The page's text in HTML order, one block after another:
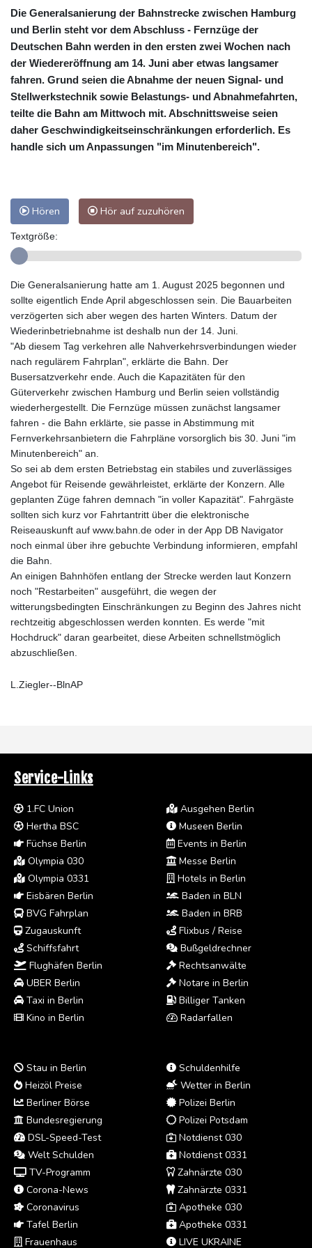
Die Generalsanierung der Bahnstrecke zwischen Hamburg
und Berlin steht vor dem Abschluss - Fernzüge der
Deutschen Bahn werden in den ersten zwei Wochen nach
der Wiedereröffnung am 14. Juni aber etwas langsamer
fahren. Grund seien die Abnahme der neuen Signal- und
Stellwerkstechnik sowie Belastungs- und Abnahmefahrten,
teilte die Bahn am Mittwoch mit. Abschnittsweise seien
daher Geschwindigkeitseinschränkungen erforderlich. Es
handle sich um Anpassungen "im Minutenbereich".
Hören Hör auf zuzuhören
Textgröße:
Die Generalsanierung hatte am 1. August 2025 begonnen und
sollte eigentlich Ende April abgeschlossen sein. Die Bauarbeiten
verzögerten sich aber wegen des harten Winters. Datum der
Wiederinbetriebnahme ist deshalb nun der 14. Juni.
"Ab diesem Tag verkehren alle Nahverkehrsverbindungen wieder
nach regulärem Fahrplan", erklärte die Bahn. Der
Busersatzverkehr ende. Auch die Kapazitäten für den
Güterverkehr zwischen Hamburg und Berlin seien vollständig
wiederhergestellt. Die Fernzüge müssen zunächst langsamer
fahren - die Bahn erklärte, sie passe in Abstimmung mit
Fernverkehrsanbietern die Fahrpläne vorsorglich bis 30. Juni "im
Minutenbereich" an.
So sei ab dem ersten Betriebstag ein stabiles und zuverlässiges
Angebot für Reisende gewährleistet, erklärte der Konzern. Alle
geplanten Züge fahren demnach "in voller Kapazität". Fahrgäste
sollten sich kurz vor Fahrtantritt über die elektronische
Reiseauskunft auf www.bahn.de oder in der App DB Navigator
noch einmal über ihre gebuchte Verbindung informieren, empfahl
die Bahn.
An einigen Bahnhöfen entlang der Strecke werden laut Konzern
noch "Restarbeiten" ausgeführt, die wegen der
witterungsbedingten Einschränkungen zu Beginn des Jahres nicht
rechtzeitig abgeschlossen werden konnten. Es werde "mit
Hochdruck" daran gearbeitet, diese Arbeiten schnellstmöglich
abzuschließen.
L.Ziegler--BlnAP
Service-Links
1.FC Union
Hertha BSC
Füchse Berlin
Olympia 030
Olympia 0331
Eisbären Berlin
BVG Fahrplan
Zugauskunft
Schiffsfahrt
Flughäfen Berlin
UBER Berlin
Taxi in Berlin
Kino in Berlin
Ausgehen Berlin
Museen Berlin
Events in Berlin
Messe Berlin
Hotels in Berlin
Baden in BLN
Baden in BRB
Flixbus / Reise
Bußgeldrechner
Rechtsanwälte
Notare in Berlin
Billiger Tanken
Radarfallen
Stau in Berlin
Heizöl Preise
Berliner Börse
Bundesregierung
DSL-Speed-Test
Welt Schulden
TV-Programm
Corona-News
Coronavirus
Tafel Berlin
Frauenhaus
Schuldenhilfe
Wetter in Berlin
Polizei Berlin
Polizei Potsdam
Notdienst 030
Notdienst 0331
Zahnärzte 030
Zahnärzte 0331
Apotheke 030
Apotheke 0331
LIVE UKRAINE